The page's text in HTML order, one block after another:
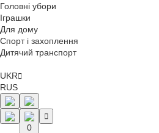
Головні убори
Іграшки
Для дому
Спорт і захоплення
Дитячий транспорт
UKR
RUS
0